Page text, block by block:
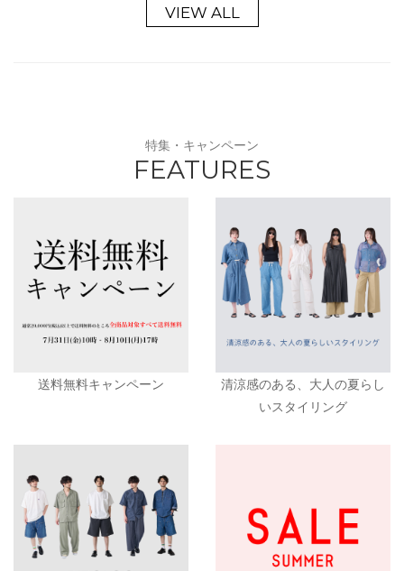
VIEW ALL
特集・キャンペーン
FEATURES
送料無料キャンペーン
清涼感のある、大人の夏らし
いスタイリング